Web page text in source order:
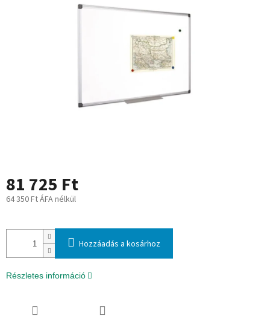
81 725 Ft
64 350 Ft ÁFA nélkül
Hozzáadás a kosárhoz
Részletes információ